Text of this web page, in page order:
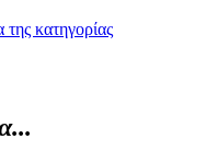
της κατηγορίας